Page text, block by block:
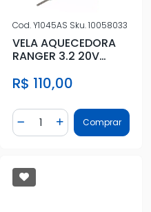
Cod.Y1045AS Sku.10058033
VELA AQUECEDORA
RANGER 3.2 20V
R$ 110,00
Diminuir Quantidade
Quantidade
AdicionarComprar